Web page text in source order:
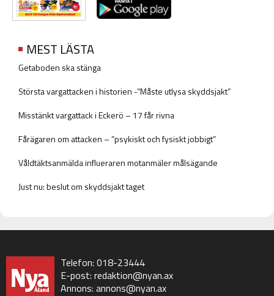
MEST LÄSTA
Getaboden ska stänga
Största vargattacken i historien -”Måste utlysa skyddsjakt”
Misstänkt vargattack i Eckerö – 17 får rivna
Fårägaren om attacken – ”psykiskt och fysiskt jobbigt”
Våldtäktsanmälda influeraren motanmäler målsägande
Just nu: beslut om skyddsjakt taget
Telefon: 018-23444
E-post: redaktion@nyan.ax
Annons: annons@nyan.ax